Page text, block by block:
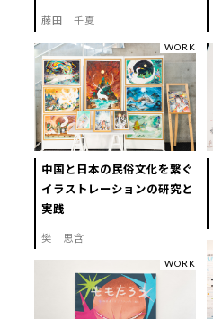
藤田 千夏
WORK
中国と日本の民俗文化を繋ぐ
イラストレーションの研究と
実践
樊 思含
WORK